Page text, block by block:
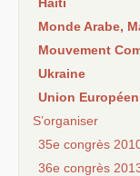
Monde Arabe,
Mouvement
Ukraine
Union
S’organiser
35e congrès
36e congrès